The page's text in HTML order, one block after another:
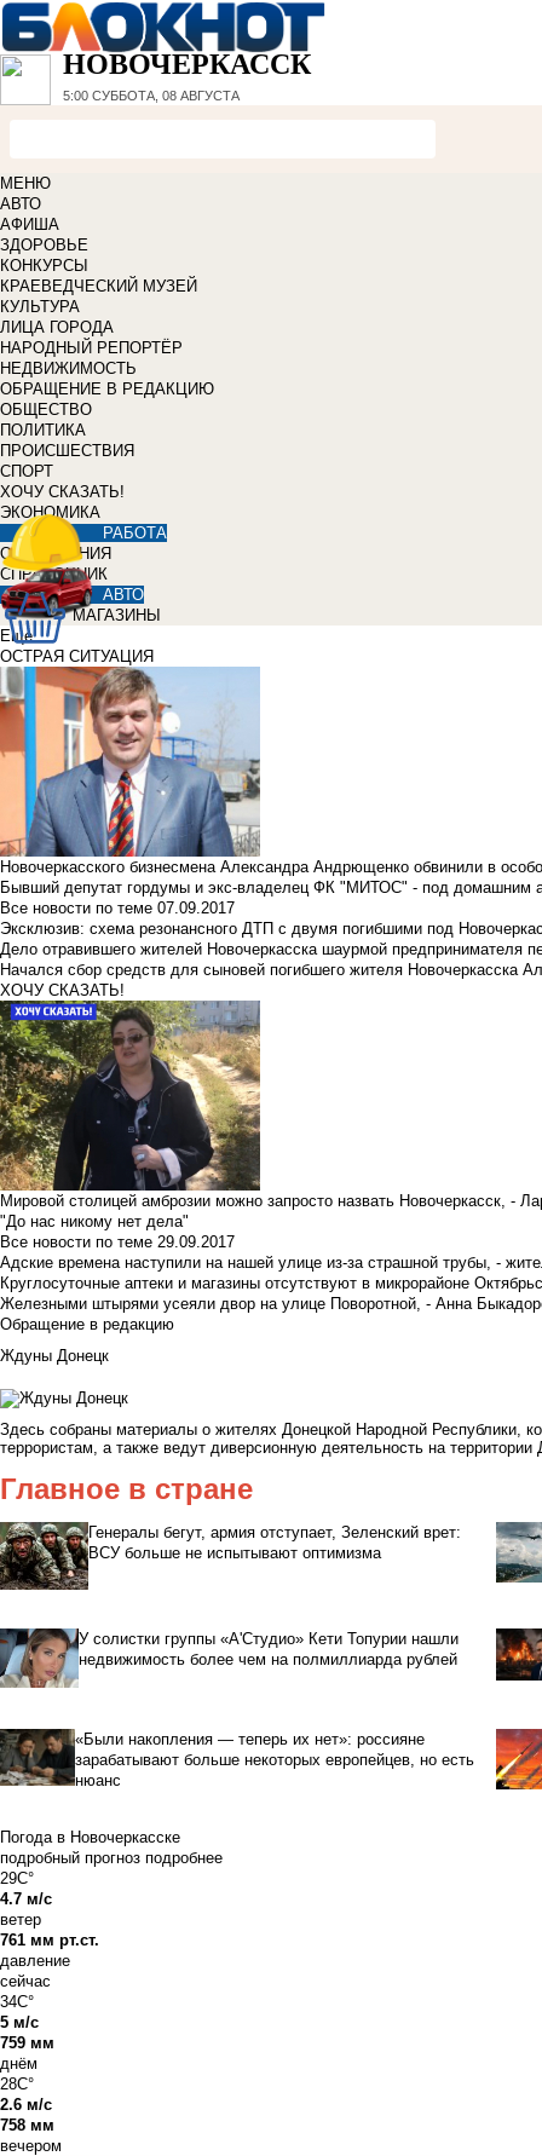
НОВОЧЕРКАССК
5:00 СУББОТА, 08 АВГУСТА
МЕНЮ
АВТО
АФИША
ЗДОРОВЬЕ
КОНКУРСЫ
КРАЕВЕДЧЕСКИЙ МУЗЕЙ
КУЛЬТУРА
ЛИЦА ГОРОДА
НАРОДНЫЙ РЕПОРТЁР
НЕДВИЖИМОСТЬ
ОБРАЩЕНИЕ В РЕДАКЦИЮ
ОБЩЕСТВО
ПОЛИТИКА
ПРОИСШЕСТВИЯ
СПОРТ
ХОЧУ СКАЗАТЬ!
ЭКОНОМИКА
РАБОТА
ОБЪЯВЛЕНИЯ
СПРАВОЧНИК
АВТО
МАГАЗИНЫ
Еще
ОСТРАЯ СИТУАЦИЯ
Новочеркасского бизнесмена Александра Андрющенко обвинили в
Бывший депутат гордумы и экс-владелец ФК "МИТОС" - под домашним
Все новости по теме 07.09.2017
Эксклюзив: схема резонансного ДТП с двумя погибшими под
Дело отравившего жителей Новочеркасска шаурмой предпринимателя
Начался сбор средств для сыновей погибшего жителя Новочеркасска
ХОЧУ СКАЗАТЬ!
Мировой столицей амброзии можно запросто назвать Новочеркасск, -
"До нас никому нет дела"
Все новости по теме 29.09.2017
Адские времена наступили на нашей улице из-за страшной трубы, -
Круглосуточные аптеки и магазины отсутствуют в микрорайоне
Железными штырями усеяли двор на улице Поворотной, - Анна
Обращение в редакцию
Ждуны Донецк
Здесь собраны материалы о жителях Донецкой Народной Республики,
террористам, а также ведут диверсионную деятельность на
Главное в стране
Генералы бегут, армия отступает, Зеленский врет:
ВСУ больше не испытывают оптимизма
У солистки группы «А'Студио» Кети Топурии нашли
недвижимость более чем на полмиллиарда рублей
«Были накопления — теперь их нет»: россияне
зарабатывают больше некоторых европейцев, но есть
нюанс
Погода в Новочеркасске
подробный прогноз подробнее
29C°
4.7 м/с
ветер
761 мм рт.ст.
давление
сейчас
34C°
5 м/с
759 мм
днём
28C°
2.6 м/с
758 мм
вечером